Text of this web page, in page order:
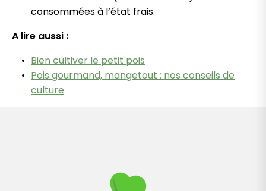
consommées à l’état frais.
A lire aussi :
Bien cultiver le petit pois
Pois gourmand, mangetout : nos conseils de
culture